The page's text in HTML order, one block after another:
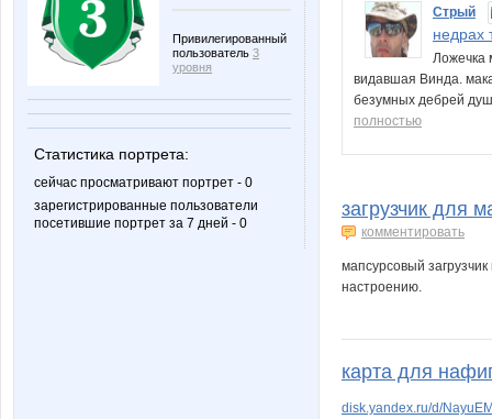
Привилегированный
пользователь 3
уровня
Статистика портрета:
сейчас просматривают портрет - 0
зарегистрированные пользователи
посетившие портрет за 7 дней - 0
Стрый
недрах
Ложечка
видавшая Винда.
безумных дебрей
полностью
загрузчик для
комментировать
мапсурсовый
настроению.
карта для
disk.yandex.ru/d/